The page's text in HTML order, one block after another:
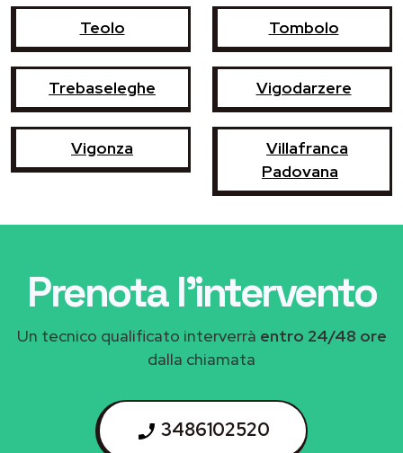
Teolo Tombolo
Trebaseleghe Vigodarzere
Vigonza
Villafranca
Padovana
Prenota l'intervento
Un tecnico qualificato interverrà entro 24/48 ore
dalla chiamata
3486102520